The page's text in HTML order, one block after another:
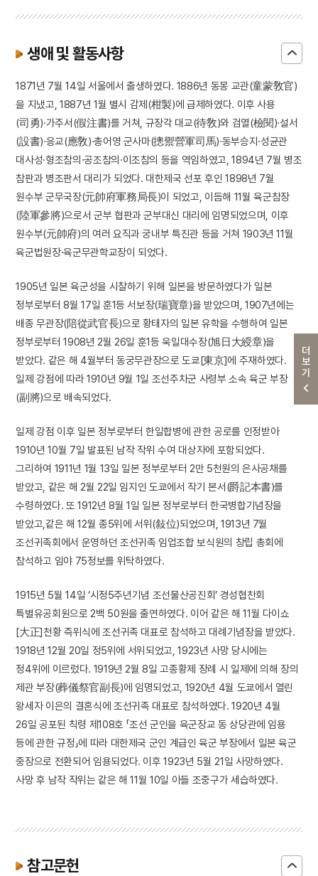
더보기
생애 및 활동사항
1871년 7월 14일 서울에서 출생하였다. 1886년 동몽 교관(童蒙敎官)
을 지냈고, 1887년 1월 별시 감제(柑製)에 급제하였다. 이후 사용
(司勇)·가주서(假注書)를 거쳐, 규장각 대교(待敎)와 검열(檢閱)·설서
(設書)·응교(應敎)·총어영 군사마(摠禦營軍司馬)·동부승지·성균관
대사성·형조참의·공조참의·이조참의 등을 역임하였고, 1894년 7월 병조
참판과 병조판서 대리가 되었다. 대한제국 선포 후인 1898년 7월
원수부 군무국장(元帥府軍務局長)이 되었고, 이듬해 11월 육군참장
(陸軍參將)으로서 군부 협판과 군부대신 대리에 임명되었으며, 이후
원수부(元帥府)의 여러 요직과 궁내부 특진관 등을 거쳐 1903년 11월
육군법원장·육군무관학교장이 되었다.
1905년 일본 육군성을 시찰하기 위해 일본을 방문하였다가 일본
정부로부터 8월 17일 훈1등 서보장(瑞寶章)을 받았으며, 1907년에는
배종 무관장(陪從武官長)으로 황태자의 일본 유학을 수행하여 일본
정부로부터 1908년 2월 26일 훈1등 욱일대수장(旭日大綬章)을
받았다. 같은 해 4월부터 동궁무관장으로 도쿄[東京]에 주재하였다.
일제 강점에 따라 1910년 9월 1일 조선주차군 사령부 소속 육군 부장
(副將)으로 배속되었다.
일제 강점 이후 일본 정부로부터 한일합병에 관한 공로를 인정받아
1910년 10월 7일 발표된 남작 작위 수여 대상자에 포함되었다.
그리하여 1911년 1월 13일 일본 정부로부터 2만 5천원의 은사공채를
받았고, 같은 해 2월 22일 임지인 도쿄에서 작기 본서(爵記本書)를
수령하였다. 또 1912년 8월 1일 일본 정부로부터 한국병합기념장을
받았고,같은 해 12월 종5위에 서위(敍位)되었으며, 1913년 7월
조선귀족회에서 운영하던 조선귀족 임업조합 보식원의 창립 총회에
참석하고 임야 75정보를 위탁하였다.
1915년 5월 14일 ‘시정5주년기념 조선물산공진회’ 경성협찬회
특별유공회원으로 2백 50원을 출연하였다. 이어 같은 해 11월 다이쇼
[大正]천황 즉위식에 조선귀족 대표로 참석하고 대례기념장을 받았다.
1918년 12월 20일 정5위에 서위되었고, 1923년 사망 당시에는
정4위에 이르렀다. 1919년 2월 8일 고종황제 장례 시 일제에 의해 장의
제관 부장(葬儀祭官副長)에 임명되었고, 1920년 4월 도쿄에서 열린
왕세자 이은의 결혼식에 조선귀족 대표로 참석하였다. 1920년 4월
26일 공포된 칙령 제108호 「조선 군인을 육군장교 동 상당관에 임용
등에 관한 규정」에 따라 대한제국 군인 계급인 육군 부장에서 일본 육군
중장으로 전환되어 임용되었다. 이후 1923년 5월 21일 사망하였다.
사망 후 남작 작위는 같은 해 11월 10일 아들 조중구가 세습하였다.
참고문헌